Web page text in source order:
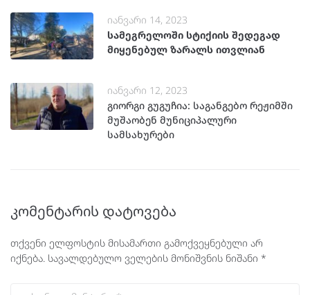
იანვარი 14, 2023
სამეგრელოში სტიქიის შედეგად
მიყენებულ ზარალს ითვლიან
იანვარი 12, 2023
გიორგი გუგუჩია: საგანგებო რეჟიმში
მუშაობენ მუნიციპალური
სამსახურები
კომენტარის დატოვება
თქვენი ელფოსტის მისამართი გამოქვეყნებული არ
იქნება. სავალდებულო ველების მონიშვნის ნიშანი *